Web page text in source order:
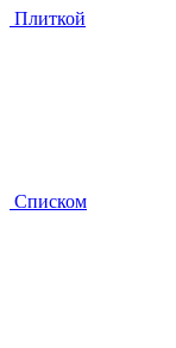
Плиткой
Списком